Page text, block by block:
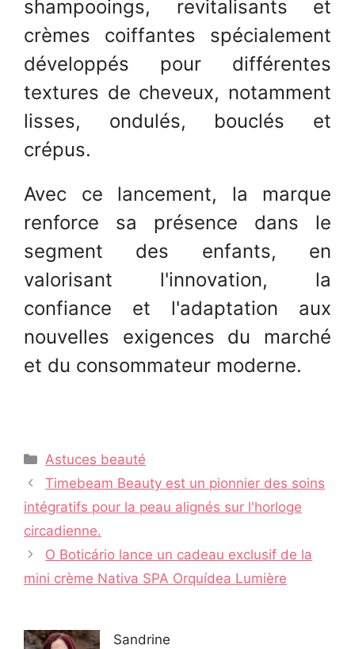
shampooings, revitalisants et
crèmes coiffantes spécialement
développés pour différentes
textures de cheveux, notamment
lisses, ondulés, bouclés et
crépus.
Avec ce lancement, la marque
renforce sa présence dans le
segment des enfants, en
valorisant l'innovation, la
confiance et l'adaptation aux
nouvelles exigences du marché
et du consommateur moderne.
Catégories
Astuces beauté
Navigation
des
articles
Timebeam Beauty est un pionnier des soins
intégratifs pour la peau alignés sur l'horloge
circadienne.
O Boticário lance un cadeau exclusif de la
mini crème Nativa SPA Orquídea Lumière
Sandrine